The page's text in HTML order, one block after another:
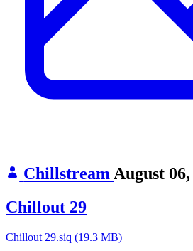
Chillstream August
Chillout 29
Chillout 29.siq (19.3 MB)